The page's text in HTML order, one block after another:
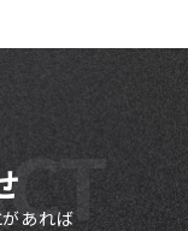
があれば